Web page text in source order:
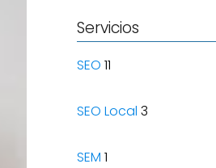
Servicios
SEO 11
SEO Local 3
SEM 1